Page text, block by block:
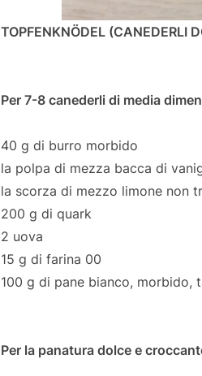
TOPFENKNÖDEL (CANEDERLI
Per 7-8 canederli di media
40 g di burro morbido
la polpa di mezza bacca di
la scorza di mezzo limone non
200 g di quark
2 uova
15 g di farina 00
100 g di pane bianco, morbido,
Per la panatura dolce e